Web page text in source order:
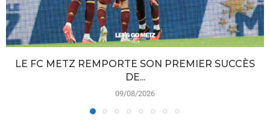
LE FC METZ REMPORTE SON PREMIER SUCCÈS
DE...
09/08/2026